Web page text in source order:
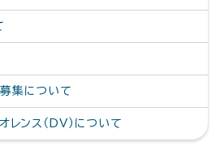
集について
レンス（DV）について